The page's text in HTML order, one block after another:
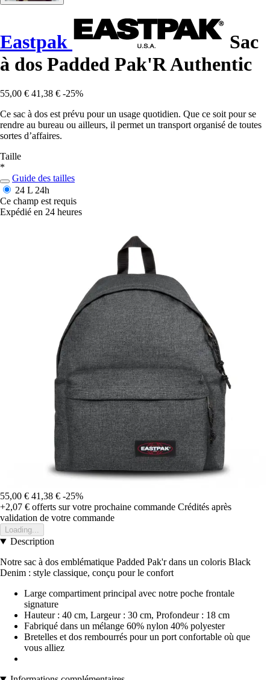
Eastpak
Sac
à dos Padded Pak'R Authentic
55,00 € 41,38 € -25%
Ce sac à dos est prévu pour un usage quotidien. Que ce soit pour se
rendre au bureau ou ailleurs, il permet un transport organisé de toutes
sortes d’affaires.
Taille
*
Guide des tailles
24 L 24h
Ce champ est requis
Expédié en 24 heures
55,00 € 41,38 € -25%
+2,07 € offerts sur votre prochaine commande Crédités après
validation de votre commande
Loading...
Description
Notre sac à dos emblématique Padded Pak'r dans un coloris Black
Denim : style classique, conçu pour le confort
Large compartiment principal avec notre poche frontale
signature
Hauteur : 40 cm, Largeur : 30 cm, Profondeur : 18 cm
Fabriqué dans un mélange 60% nylon 40% polyester
Bretelles et dos rembourrés pour un port confortable où que
vous alliez